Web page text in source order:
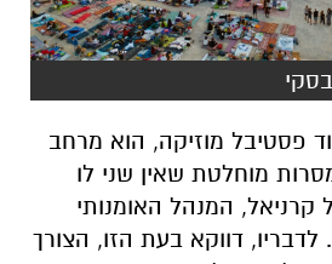
פסטיבל מוזיקה, הוא מרחב
מוחלטת שאין שני לו
קרניאל, המנהל האומנותי
דווקא בעת הזו, הצורך